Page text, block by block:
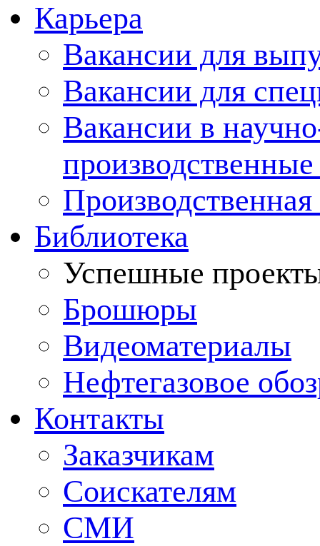
Карьера
Вакансии для
Вакансии для
Вакансии в
Производственная
Библиотека
Успешные
Брошюры
Видеоматериалы
Нефтегазовое
Контакты
Заказчикам
Соискателям
СМИ